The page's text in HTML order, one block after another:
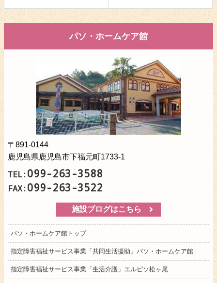
パソ・ホームケア館
〒891-0144
鹿児島県鹿児島市下福元町1733-1
TEL:099-263-3588
FAX:099-263-3522
施設ブログはこちら
パソ・ホームケア館トップ
指定障害福祉サービス事業「共同生活援助」パソ・ホームケア館
指定障害福祉サービス事業「生活介護」エルピソ松ヶ尾